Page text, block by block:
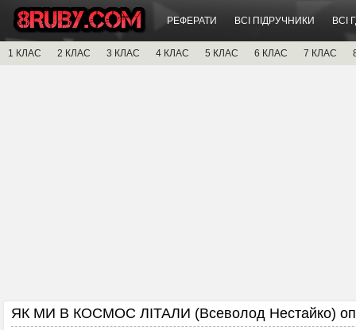
РЕФЕРАТИ ВСІ ПІДРУЧНИКИ ВСІ
1 КЛАС 2 КЛАС 3 КЛАС 4 КЛАС 5 КЛАС 6 КЛАС 7 КЛАС
ЯК МИ В КОСМОС ЛІТАЛИ (Всеволод Нестайко)